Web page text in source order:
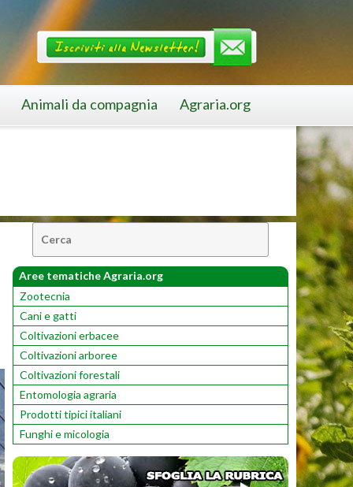
Animali da compagnia Agraria.org
Aree tematiche Agraria.org
Zootecnia
Cani e gatti
Coltivazioni erbacee
Coltivazioni arboree
Coltivazioni forestali
Entomologia agraria
Prodotti tipici italiani
Funghi e micologia